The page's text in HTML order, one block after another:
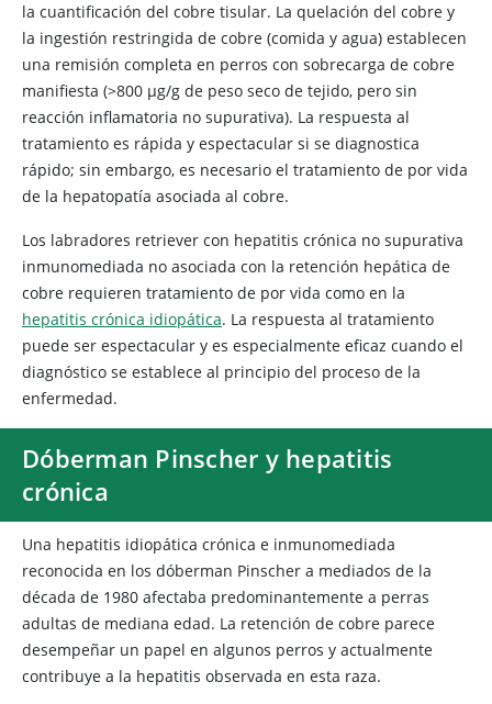
la cuantificación del cobre tisular. La quelación del cobre y
la ingestión restringida de cobre (comida y agua) establecen
una remisión completa en perros con sobrecarga de cobre
manifiesta (>800 μg/g de peso seco de tejido, pero sin
reacción inflamatoria no supurativa). La respuesta al
tratamiento es rápida y espectacular si se diagnostica
rápido; sin embargo, es necesario el tratamiento de por vida
de la hepatopatía asociada al cobre.
Los labradores retriever con hepatitis crónica no supurativa
inmunomediada no asociada con la retención hepática de
cobre requieren tratamiento de por vida como en la
hepatitis crónica idiopática. La respuesta al tratamiento
puede ser espectacular y es especialmente eficaz cuando el
diagnóstico se establece al principio del proceso de la
enfermedad.
Dóberman Pinscher y hepatitis
crónica
Una hepatitis idiopática crónica e inmunomediada
reconocida en los dóberman Pinscher a mediados de la
década de 1980 afectaba predominantemente a perras
adultas de mediana edad. La retención de cobre parece
desempeñar un papel en algunos perros y actualmente
contribuye a la hepatitis observada en esta raza.